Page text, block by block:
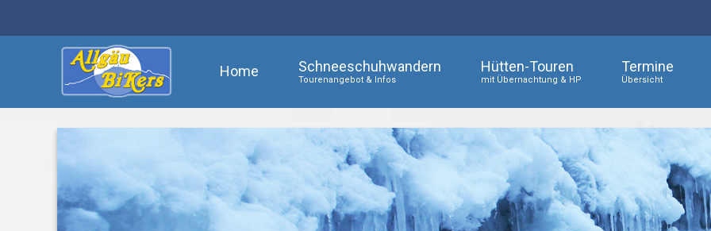
Home Schneeschuhwandern
Tourenangebot & Infos
Hütten-Touren
mit Übernachtung & HP
Termine
Übersicht